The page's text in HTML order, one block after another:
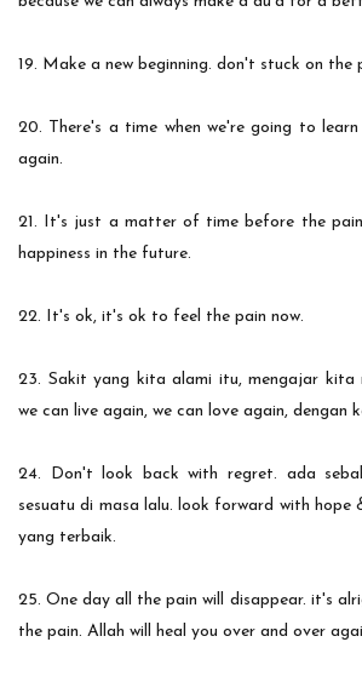
19. Make a new beginning. don't stuck on the
20. There's a time when we're going to
again.
21. It's just a matter of time before the
happiness in the future.
22. It's ok, it's ok to feel the pain now.
23. Sakit yang kita alami itu, mengajar kita
we can live again, we can love again, dengan
24. Don't look back with regret. ada
sesuatu di masa lalu. look forward with hope
yang terbaik.
25. One day all the pain will disappear. it's
the pain. Allah will heal you over and over